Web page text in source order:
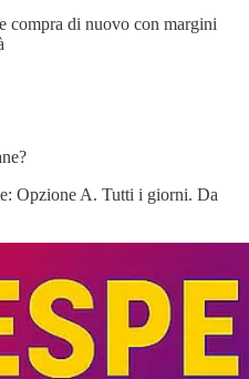
compra di nuovo con margini
Opzione A. Tutti i giorni. Da